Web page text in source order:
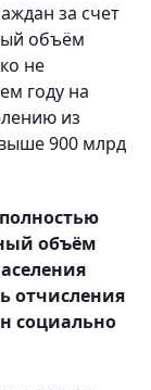
за счет
объём
не
году на
из
900 млрд
объём
отчисления
социально